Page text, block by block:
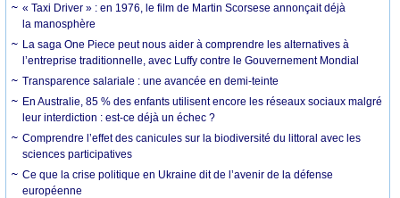
« Taxi Driver » : en 1976, le film de Martin Scorsese annonçait déjà
la manosphère
La saga One Piece peut nous aider à comprendre les alternatives à
l’entreprise traditionnelle, avec Luffy contre le Gouvernement Mondial
Transparence salariale : une avancée en demi-teinte
En Australie, 85 % des enfants utilisent encore les réseaux sociaux malgré
leur interdiction : est-ce déjà un échec ?
Comprendre l’effet des canicules sur la biodiversité du littoral avec les
sciences participatives
Ce que la crise politique en Ukraine dit de l’avenir de la défense
européenne